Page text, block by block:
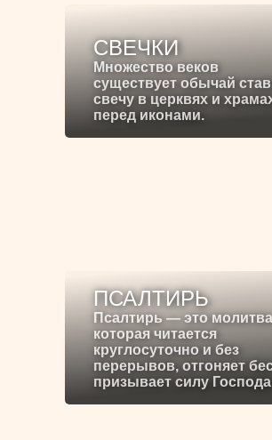
СВЕЧКИ
Множество веков
существует обычай
свечу в церквях и
перед иконами.
ПСАЛТИРЬ
Псалтирь — это
которая читается
круглосуточно и без
перерывов, отгоняет
призывает силу